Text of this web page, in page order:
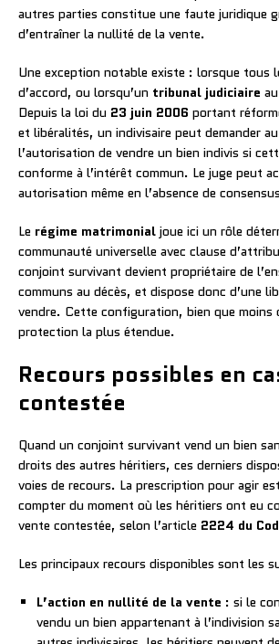
autres parties constitue une faute juridique
d’entraîner la nullité de la vente.
Une exception notable existe : lorsque tous
d’accord, ou lorsqu’un tribunal judiciaire
Depuis la loi du 23 juin 2006 portant
et libéralités, un indivisaire peut demander
l’autorisation de vendre un bien indivis si
conforme à l’intérêt commun. Le juge peut
autorisation même en l’absence de
Le régime matrimonial joue ici un rôle
communauté universelle avec clause
conjoint survivant devient propriétaire de
communs au décès, et dispose donc d’une
vendre. Cette configuration, bien que
protection la plus étendue.
Recours possibles en
contestée
Quand un conjoint survivant vend un bien
droits des autres héritiers, ces derniers
voies de recours. La prescription pour agir
compter du moment où les héritiers ont eu
vente contestée, selon l’article 2224 du
Les principaux recours disponibles sont les
L’action en nullité de la vente : si le
vendu un bien appartenant à l’indivision